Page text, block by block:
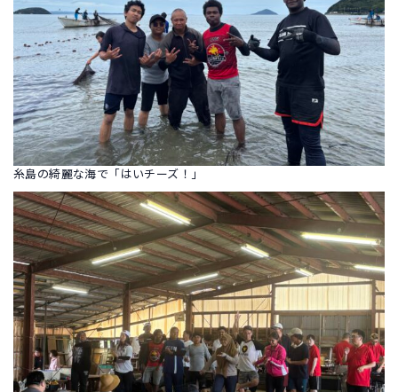
糸島の綺麗な海で「はいチーズ！」